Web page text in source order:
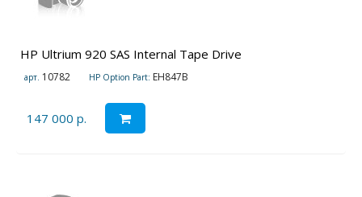
HP Ultrium 920 SAS Internal Tape Drive
арт. 10782 HP Option Part: EH847B
147 000 р.